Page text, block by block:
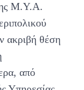
Μ.Υ.Α.
ακριβή θέση
από